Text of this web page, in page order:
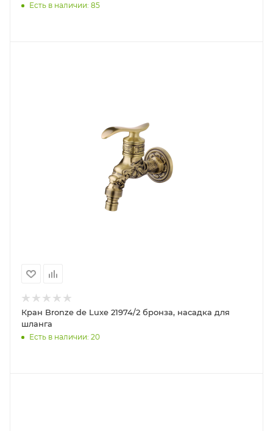
Есть в наличии: 85
Кран Bronze de Luxe 21974/2 бронза, насадка для
шланга
Есть в наличии: 20